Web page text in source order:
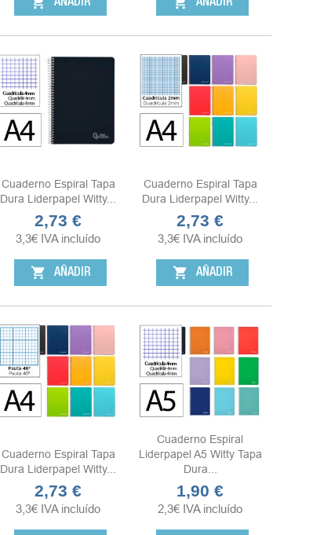
AÑADIR AÑADIR
Cuaderno Espiral Tapa
Dura Liderpapel Witty...
Precio
2,73 €
3,3€ IVA incluído
shopping_cart AÑADIR
Cuaderno Espiral Tapa
Dura Liderpapel Witty...
Precio
2,73 €
3,3€ IVA incluído
shopping_cart AÑADIR
Cuaderno Espiral Tapa
Dura Liderpapel Witty...
Precio
2,73 €
3,3€ IVA incluído
Cuaderno Espiral
Liderpapel A5 Witty Tapa
Dura...
Precio
1,90 €
2,3€ IVA incluído